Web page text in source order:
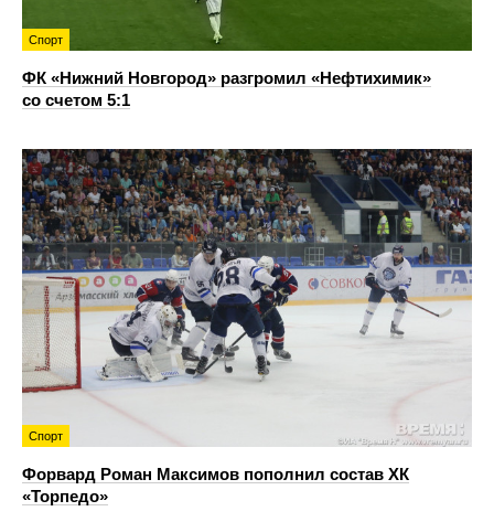
Спорт
ФК «Нижний Новгород» разгромил «Нефтихимик»
со счетом 5:1
Спорт
Форвард Роман Максимов пополнил состав ХК
«Торпедо»